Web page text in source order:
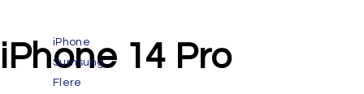
iPhone
Sumsung
Flere
iPhone 14 Pro